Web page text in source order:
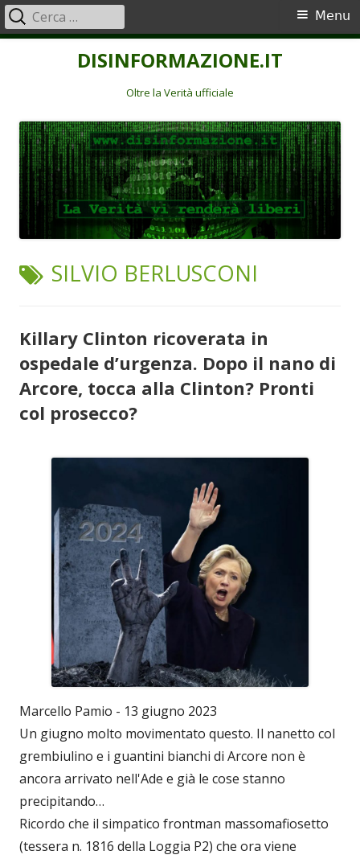
DISINFORMAZIONE.IT
Oltre la Verità ufficiale
Menu
principale
Menu
Ricerca
per:
TAG:
SILVIO BERLUSCONI
Killary Clinton ricoverata in
ospedale d’urgenza. Dopo il nano di
Arcore, tocca alla Clinton? Pronti
col prosecco?
Marcello Pamio - 13 giugno 2023
Un giugno molto movimentato questo. Il nanetto col
grembiulino e i guantini bianchi di Arcore non è
ancora arrivato nell'Ade e già le cose stanno
precipitando…
Ricordo che il simpatico frontman massomafiosetto
(tessera n. 1816 della Loggia P2) che ora viene